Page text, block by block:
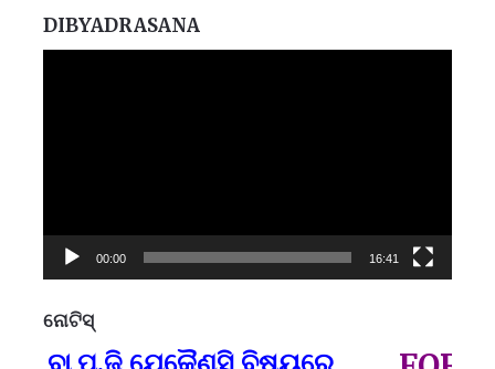
DIBYADRASANA
00:00 16:41
ନୋଟିସ୍